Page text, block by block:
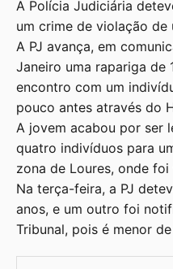
A Polícia Judiciária
um crime de violação de
A PJ avança, em
Janeiro uma rapariga de
encontro com um
pouco antes através do
A jovem acabou por ser
quatro indivíduos para
zona de Loures, onde
Na terça-feira, a PJ
anos, e um outro foi
Tribunal, pois é menor